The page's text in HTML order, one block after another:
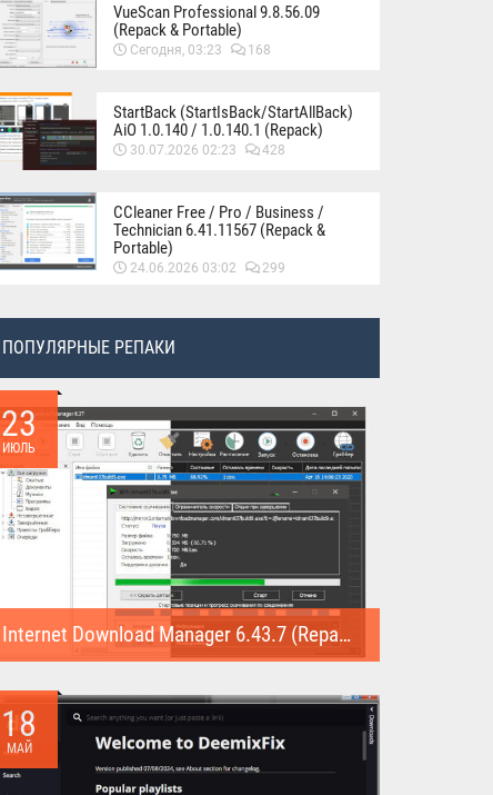
VueScan Professional 9.8.56.09
(Repack & Portable)
Сегодня, 03:23 168
StartBack (StartIsBack/StartAllBack)
AiO 1.0.140 / 1.0.140.1 (Repack)
30.07.2026 02:23 428
CCleaner Free / Pro / Business /
Technician 6.41.11567 (Repack &
Portable)
24.06.2026 03:02 299
ПОПУЛЯРНЫЕ РЕПАКИ
23
ИЮЛЬ
Internet Download Manager 6.43.7 (Repack)
предназначена для...
18
МАЙ